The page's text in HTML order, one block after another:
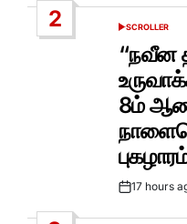
2
POSTED
IN
SCROLLER
“நவீன
8ம்
Post17 hours